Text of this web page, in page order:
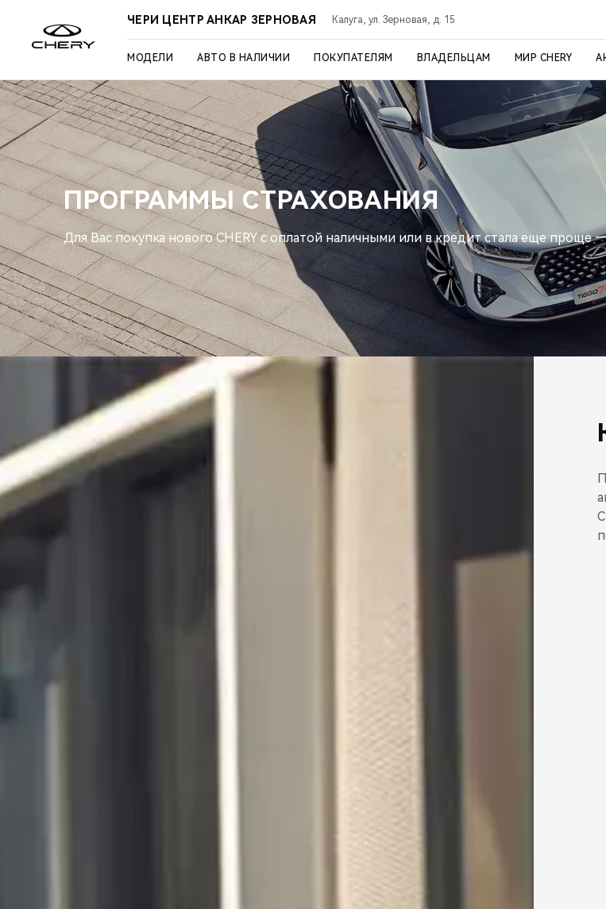
ЧЕРИ ЦЕНТР АНКАР ЗЕРНОВАЯ Калуга, ул. Зерновая, д. 15
МОДЕЛИ АВТО В НАЛИЧИИ ПОКУПАТЕЛЯМ ВЛАДЕЛЬЦАМ МИР CHERY
ПРОГРАММЫ СТРАХОВАНИЯ
Для Вас покупка нового CHERY с оплатой наличными или в кредит стала еще проще